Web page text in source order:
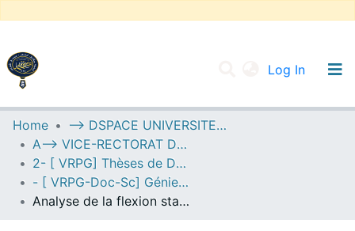
Log In
UNIVERSITY OF D.L SIDI BEL ABBES
Communities & Collections
All of DSpace
Statistics
Home
--> DSPACE UNIVERSITE DJILALLI LIABES DE SIDI BEL ABBES
A--> VICE-RECTORAT DE LA POST-GRADUATION
2- [ VRPG] Thèses de Doctorat en Sciences
- [ VRPG-Doc-Sc] Génie civil --- هندسة مدنية
Analyse de la flexion statique, le flambement et la vibration des structures composites renforcées par des nanotubes de carbone